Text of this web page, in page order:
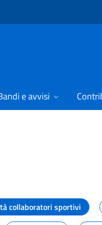
e avvisi
lo sport
collaboratori sportivi